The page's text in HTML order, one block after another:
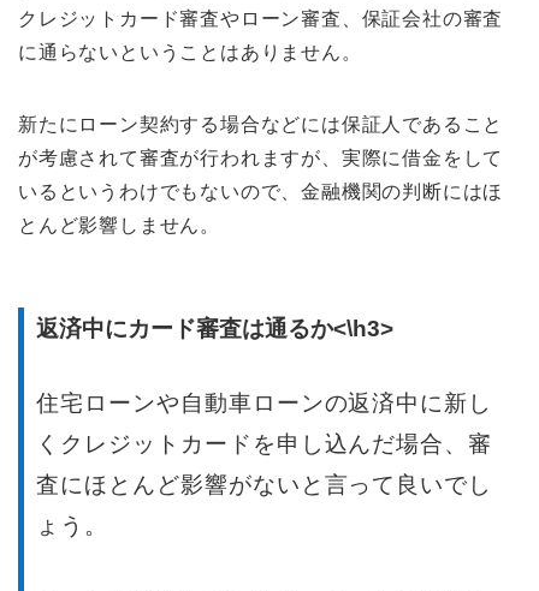
クレジットカード審査やローン審査、保証会社の審査
に通らないということはありません。
新たにローン契約する場合などには保証人であること
が考慮されて審査が行われますが、実際に借金をして
いるというわけでもないので、金融機関の判断にはほ
とんど影響しません。
返済中にカード審査は通るか<\h3>
住宅ローンや自動車ローンの返済中に新し
くクレジットカードを申し込んだ場合、審
査にほとんど影響がないと言って良いでし
ょう。